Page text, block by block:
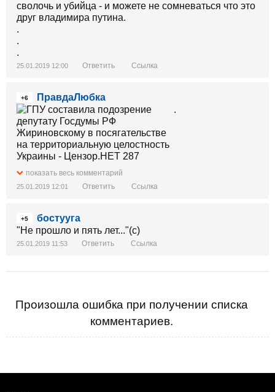
сволочь и убийца - и можете не сомневаться что это
друг владимира путина.
.
.
.
25.01.2019 12:00 Ответить Ссылка
+6
ПравдаЛюбка
.
показать весь комментарий
25.01.2019 12:01 Ответить Ссылка
+5
бостууга
"Не прошло и пять лет..."(с)
25.01.2019 11:53 Ответить Ссылка
Произошла ошибка при получении списка
комментариев.